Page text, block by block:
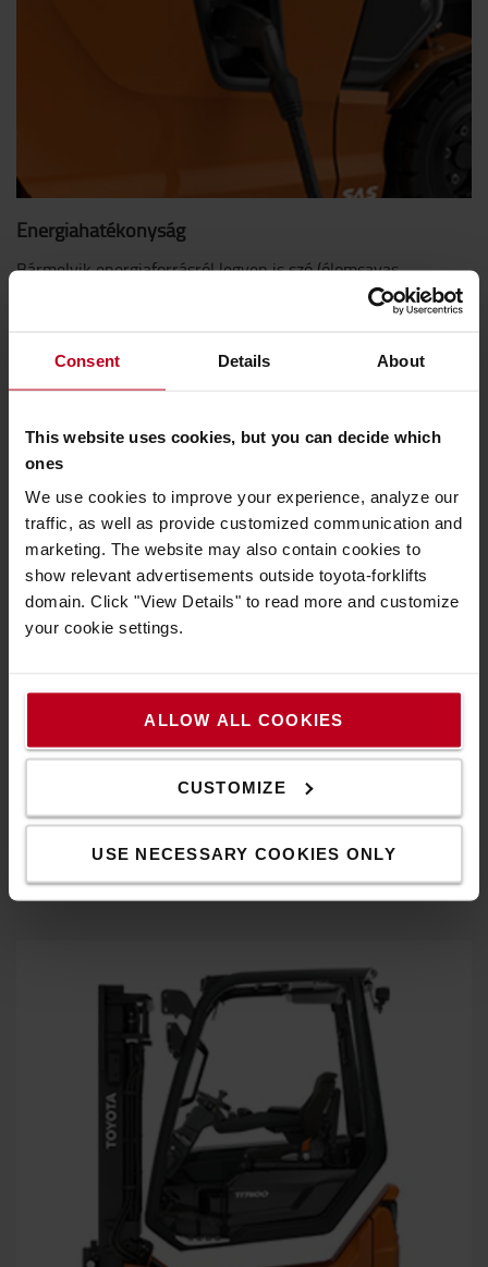
Consent Details About
This website uses cookies, but you can decide which
ones
We use cookies to improve your experience, analyze our
traffic, as well as provide customized communication and
marketing. The website may also contain cookies to
show relevant advertisements outside toyota-forklifts
domain. Click "View Details" to read more and customize
your cookie settings.
ALLOW ALL COOKIES
CUSTOMIZE
USE NECESSARY COOKIES ONLY
Energiahatékonyság
Bármelyik energiaforrásról legyen is szó (ólomsavas,
lítiumionos vagy üzemanyagcellás), az alacsony fogyasztás
garantált, az akkumulátorok cseréje és töltése pedig gyors,
SyncoDrive a Toyotától
A Toyota IPM (Interior Permanent Magnet) motorja fejlett
vezérlőinkkel kombinálva fokozott teljesítményt nyújt,
miközben minimalizálja az energiafogyasztást.